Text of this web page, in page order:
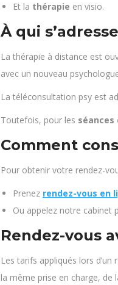
Et la thérapie en visio.
À qui
La thérapie à distance est
avec un nouveau
La téléconsultation psy est
Toutefois, pour les séances
Comment
Pour obtenir votre rendez-
Prenez rendez-vous en
Ou appelez notre cabinet
Rendez-vous
Les tarifs appliqués lors
la même prise en charge,